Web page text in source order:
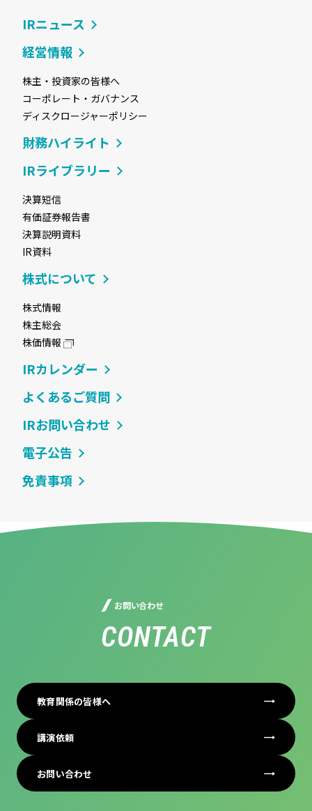
IRニュース
経営情報
株主・投資家の皆様へ
コーポレート・ガバナンス
ディスクロージャーポリシー
財務ハイライト
IRライブラリー
決算短信
有価証券報告書
決算説明資料
IR資料
株式について
株式情報
株主総会
株価情報
IRカレンダー
よくあるご質問
IRお問い合わせ
電子公告
免責事項
お問い合わせ
CONTACT
教育関係の皆様へ
講演依頼
お問い合わせ